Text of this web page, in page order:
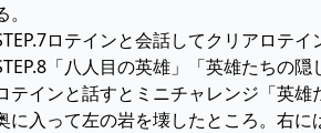
。
ロテインと会話してクリアロテ
「八人目の英雄」「英雄たちの
テインと話すとミニチャレンジ「英
に入って左の岩を壊したところ。右